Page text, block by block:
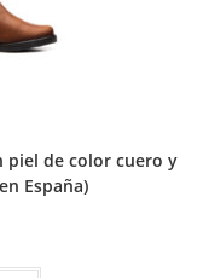
piel de color cuero y
España)